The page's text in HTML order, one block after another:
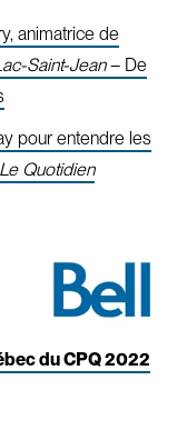
animatrice de
Saint-Jean– De
pour entendre les
Le Quotidien
du CPQ 2022